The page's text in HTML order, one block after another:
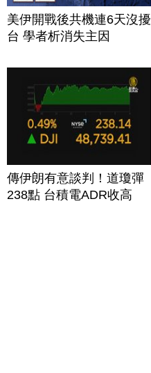
美伊開戰後共機連6天沒擾
台 學者析消失主因
傳伊朗有意談判！道瓊彈
238點 台積電ADR收高